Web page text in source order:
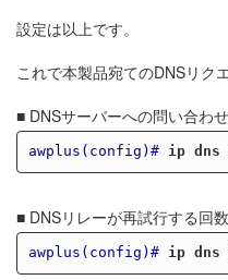
設定は以上です。
これで本製品宛てのDNSリク
■ DNSサーバーへの問い合わ
awplus(config)# ip dns
■ DNSリレーが再試行する回
awplus(config)# ip dns